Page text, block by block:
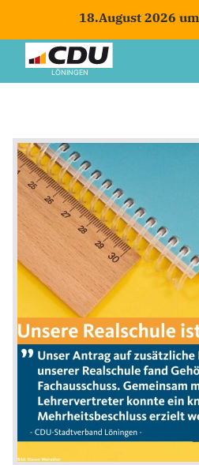
18.August 2026 um
LÖNINGEN